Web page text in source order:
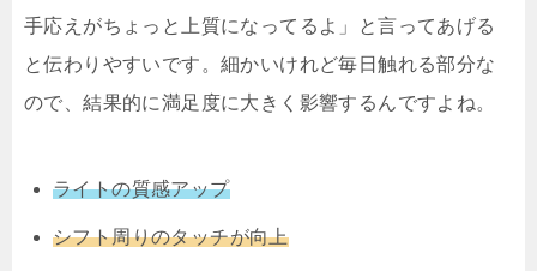
手応えがちょっと上質になってるよ」と言ってあげる
と伝わりやすいです。細かいけれど毎日触れる部分な
ので、結果的に満足度に大きく影響するんですよね。
ライトの質感アップ
シフト周りのタッチが向上